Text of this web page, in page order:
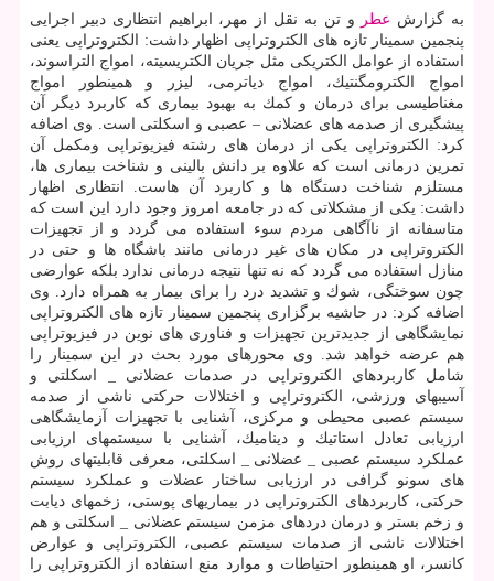
به گزارش عطر
و تن به نقل از مهر، ابراهیم انتظاری دبیر اجرایی
پنجمین سمینار تازه های الكتروتراپی اظهار داشت: الكتروتراپی یعنی
استفاده از عوامل الكتریكی مثل جریان الكتریسیته، امواج التراسوند،
امواج الكترومگنتیك، امواج دیاترمی، لیزر و همینطور امواج
مغناطیسی برای درمان و كمك به بهبود بیماری كه كاربرد دیگر آن
پیشگیری از صدمه های عضلانی – عصبی و اسكلتی است. وی اضافه
كرد: الكتروتراپی یكی از درمان های رشته فیزیوتراپی ومكمل آن
تمرین درمانی است كه علاوه بر دانش بالینی و شناخت بیماری ها،
مستلزم شناخت دستگاه ها و كاربرد آن هاست. انتظاری اظهار
داشت: یكی از مشكلاتی كه در جامعه امروز وجود دارد این است كه
متاسفانه از ناآگاهی مردم سوء استفاده می گردد و از تجهیزات
الكتروتراپی در مكان های غیر درمانی مانند باشگاه ها و حتی در
منازل استفاده می گردد كه نه تنها نتیجه درمانی ندارد بلكه عوارضی
چون سوختگی، شوك و تشدید درد را برای بیمار به همراه دارد. وی
اضافه كرد: در حاشیه برگزاری پنجمین سمینار تازه های الكتروتراپی
نمایشگاهی از جدیدترین تجهیزات و فناوری های نوین در فیزیوتراپی
هم عرضه خواهد شد. وی محورهای مورد بحث در این سمینار را
شامل كاربردهای الكتروتراپی در صدمات عضلانی _ اسكلتی و
آسیبهای ورزشی، الكتروتراپی و اختلالات حركتی ناشی از صدمه
سیستم عصبی محیطی و مركزی، آشنایی با تجهیزات آزمایشگاهی
ارزیابی تعادل استاتیك و دینامیك، آشنایی با سیستمهای ارزیابی
عملكرد سیستم عصبی _ عضلانی _ اسكلتی، معرفی قابلیتهای روش
های سونو گرافی در ارزیابی ساختار عضلات و عملكرد سیستم
حركتی، كاربردهای الكتروتراپی در بیماریهای پوستی، زخمهای دیابت
و زخم بستر و درمان دردهای مزمن سیستم عضلانی _ اسكلتی و هم
اختلالات ناشی از صدمات سیستم عصبی، الكتروتراپی و عوارض
كانسر، او همینطور احتیاطات و موارد منع استفاده از الكتروتراپی را